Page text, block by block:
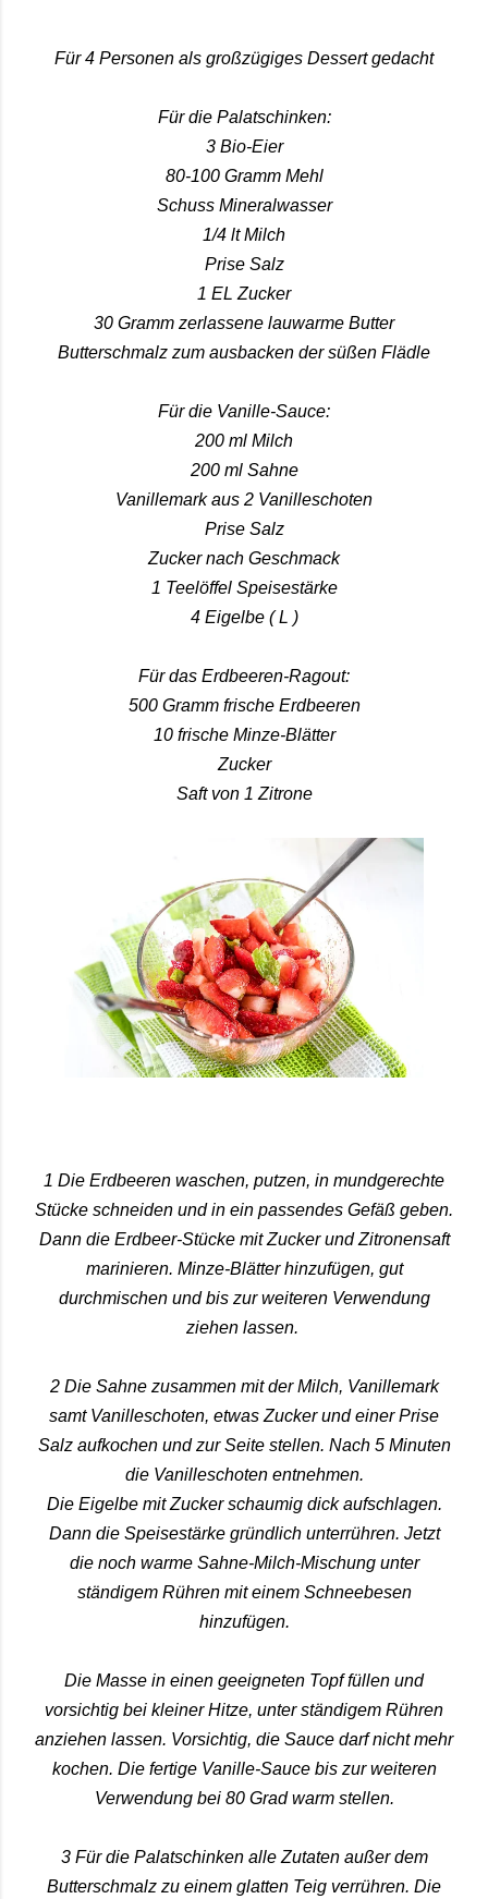
Für 4 Personen als großzügiges Dessert gedacht
Für die Palatschinken:
3 Bio-Eier
80-100 Gramm Mehl
Schuss Mineralwasser
1/4 lt Milch
Prise Salz
1 EL Zucker
30 Gramm zerlassene lauwarme Butter
Butterschmalz zum ausbacken der süßen Flädle
Für die Vanille-Sauce:
200 ml Milch
200 ml Sahne
Vanillemark aus 2 Vanilleschoten
Prise Salz
Zucker nach Geschmack
1 Teelöffel Speisestärke
4 Eigelbe ( L )
Für das Erdbeeren-Ragout:
500 Gramm frische Erdbeeren
10 frische Minze-Blätter
Zucker
Saft von 1 Zitrone
1 Die Erdbeeren waschen, putzen, in mundgerechte
Stücke schneiden und in ein passendes Gefäß geben.
Dann die Erdbeer-Stücke mit Zucker und Zitronensaft
marinieren. Minze-Blätter hinzufügen, gut
durchmischen und bis zur weiteren Verwendung
ziehen lassen.
2 Die Sahne zusammen mit der Milch, Vanillemark
samt Vanilleschoten, etwas Zucker und einer Prise
Salz aufkochen und zur Seite stellen. Nach 5 Minuten
die Vanilleschoten entnehmen.
Die Eigelbe mit Zucker schaumig dick aufschlagen.
Dann die Speisestärke gründlich unterrühren. Jetzt
die noch warme Sahne-Milch-Mischung unter
ständigem Rühren mit einem Schneebesen
hinzufügen.
Die Masse in einen geeigneten Topf füllen und
vorsichtig bei kleiner Hitze, unter ständigem Rühren
anziehen lassen. Vorsichtig, die Sauce darf nicht mehr
kochen. Die fertige Vanille-Sauce bis zur weiteren
Verwendung bei 80 Grad warm stellen.
3 Für die Palatschinken alle Zutaten außer dem
Butterschmalz zu einem glatten Teig verrühren. Die